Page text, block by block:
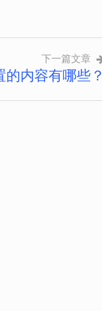
下一篇文章
内容有哪些？